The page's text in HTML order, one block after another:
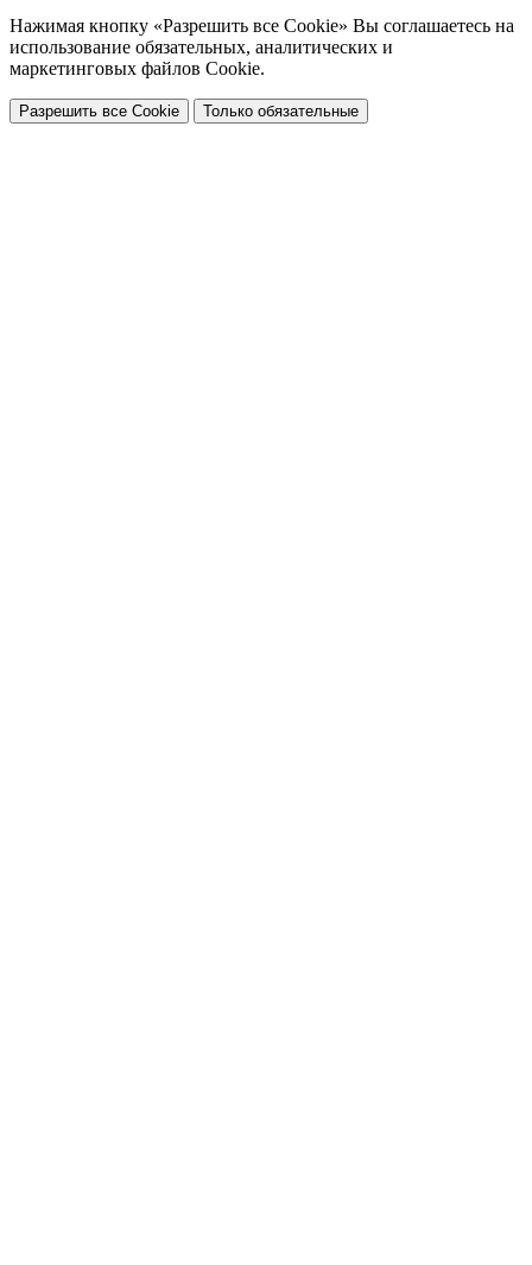
Нажимая кнопку «Разрешить все Cookie» Вы соглашаетесь на
использование обязательных, аналитических и
маркетинговых файлов Cookie.
Разрешить все Cookie Только обязательные